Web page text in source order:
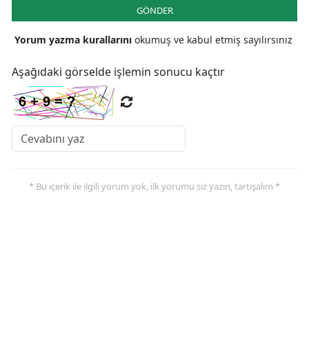
GÖNDER
Yorum yazma kurallarını okumuş ve kabul etmiş sayılırsınız
Aşağıdaki görselde işlemin sonucu kaçtır
* Bu içerik ile ilgili yorum yok, ilk yorumu siz yazın, tartışalım *